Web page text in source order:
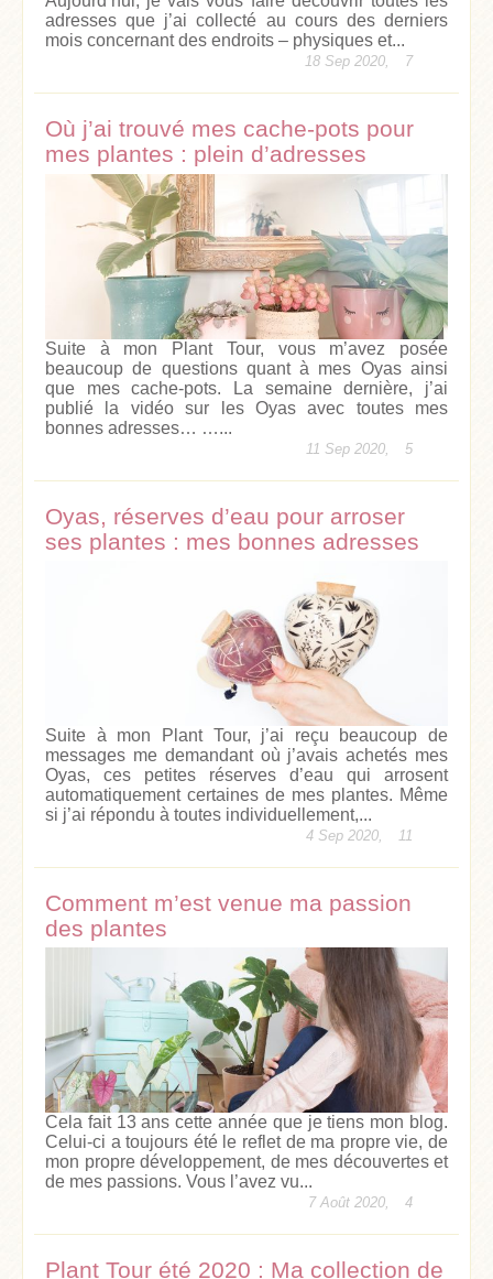
adresses que j’ai collecté au cours des derniers
mois concernant des endroits – physiques et...
18 Sep 2020, 7
Où j’ai trouvé mes cache-pots pour
mes plantes : plein d’adresses
Suite à mon Plant Tour, vous m’avez posée
beaucoup de questions quant à mes Oyas ainsi
que mes cache-pots. La semaine dernière, j’ai
publié la vidéo sur les Oyas avec toutes mes
bonnes adresses… …...
11 Sep 2020, 5
Oyas, réserves d’eau pour arroser
ses plantes : mes bonnes adresses
Suite à mon Plant Tour, j’ai reçu beaucoup de
messages me demandant où j’avais achetés mes
Oyas, ces petites réserves d’eau qui arrosent
automatiquement certaines de mes plantes. Même
si j’ai répondu à toutes individuellement,...
4 Sep 2020, 11
Comment m’est venue ma passion
des plantes
Cela fait 13 ans cette année que je tiens mon blog.
Celui-ci a toujours été le reflet de ma propre vie, de
mon propre développement, de mes découvertes et
de mes passions. Vous l’avez vu...
7 Août 2020, 4
Plant Tour été 2020 : Ma collection de